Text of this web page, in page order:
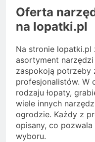
Oferta
na lopatki.pl
Na stronie lopatki.pl
asortyment
zaspokoją potrzeby
profesjonalistów. W
rodzaju łopaty,
wiele innych
ogrodzie. Każdy z
opisany, co
wyboru.